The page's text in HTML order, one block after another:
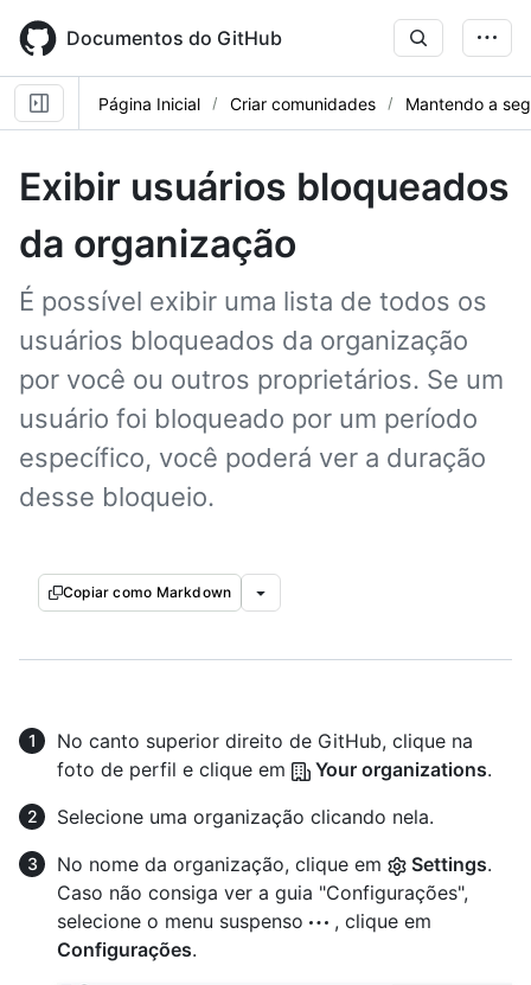
main
content
Documentos do GitHub
Página Inicial Criar comunidades Mantendo a
Exibir usuários bloqueados
da organização
É possível exibir uma lista de todos os
usuários bloqueados da organização
por você ou outros proprietários. Se um
usuário foi bloqueado por um período
específico, você poderá ver a duração
desse bloqueio.
Copiar como Markdown
No canto superior direito de GitHub, clique na
foto de perfil e clique em
Your organizations.
Selecione uma organização clicando nela.
No nome da organização, clique em
Settings.
Caso não consiga ver a guia "Configurações",
selecione o menu suspenso
, clique em
Configurações.